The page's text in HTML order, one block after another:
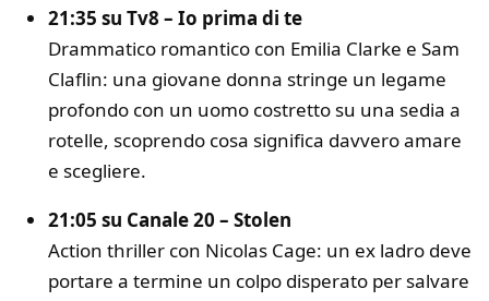
21:35 su Tv8 – Io prima di te
Drammatico romantico con Emilia Clarke e Sam
Claflin: una giovane donna stringe un legame
profondo con un uomo costretto su una sedia a
rotelle, scoprendo cosa significa davvero amare
e scegliere.
21:05 su Canale 20 – Stolen
Action thriller con Nicolas Cage: un ex ladro deve
portare a termine un colpo disperato per salvare